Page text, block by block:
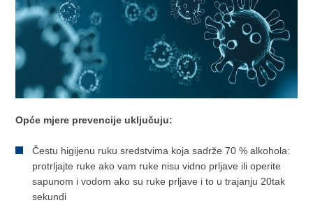
Opće mjere prevencije uključuju:
Čestu higijenu ruku sredstvima koja sadrže 70 % alkohola:
protrljajte ruke ako vam ruke nisu vidno prljave ili operite
sapunom i vodom ako su ruke prljave i to u trajanju 20tak
sekundi